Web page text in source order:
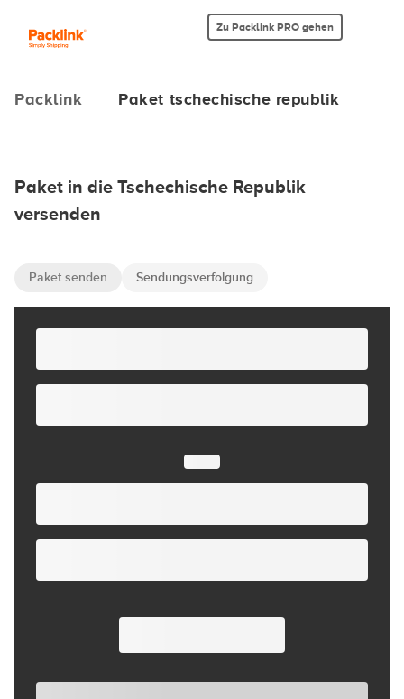
Zu Packlink PRO gehen
Packlink Paket tschechische republik
Paket in die Tschechische Republik
versenden
Paket senden Sendungsverfolgung